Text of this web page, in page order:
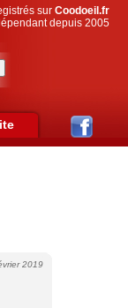
sur Coodoeil.fr
depuis 2005
2019